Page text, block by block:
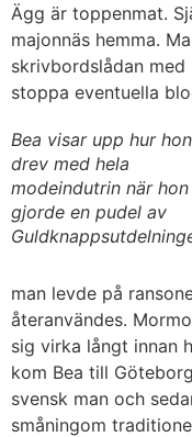
Ägg är toppenmat.
majonnäs hemma.
skrivbordslådan
stoppa eventuella
Bea visar upp hur hon
drev med hela
modeindutrin när hon
gjorde en pudel av
man levde på
återanvändes.
sig virka långt innan
kom Bea till
svensk man och
småningom